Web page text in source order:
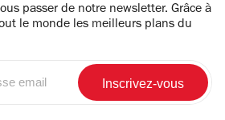
passer de notre newsletter. Grâce à
le monde les meilleurs plans du